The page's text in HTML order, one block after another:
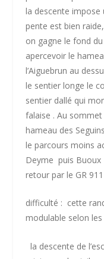
la descente impose
pente est bien
on gagne le fond
apercevoir le
l’Aiguebrun au
le sentier longe le
sentier dallé qui
falaise . Au
hameau des
le parcours moins
Deyme puis Buoux
retour par le GR
difficulté : cette
modulable selon
la descente de